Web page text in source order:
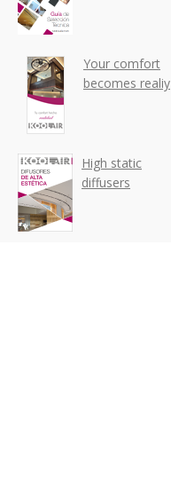
Your comfort
becomes realiy
High static
diffusers